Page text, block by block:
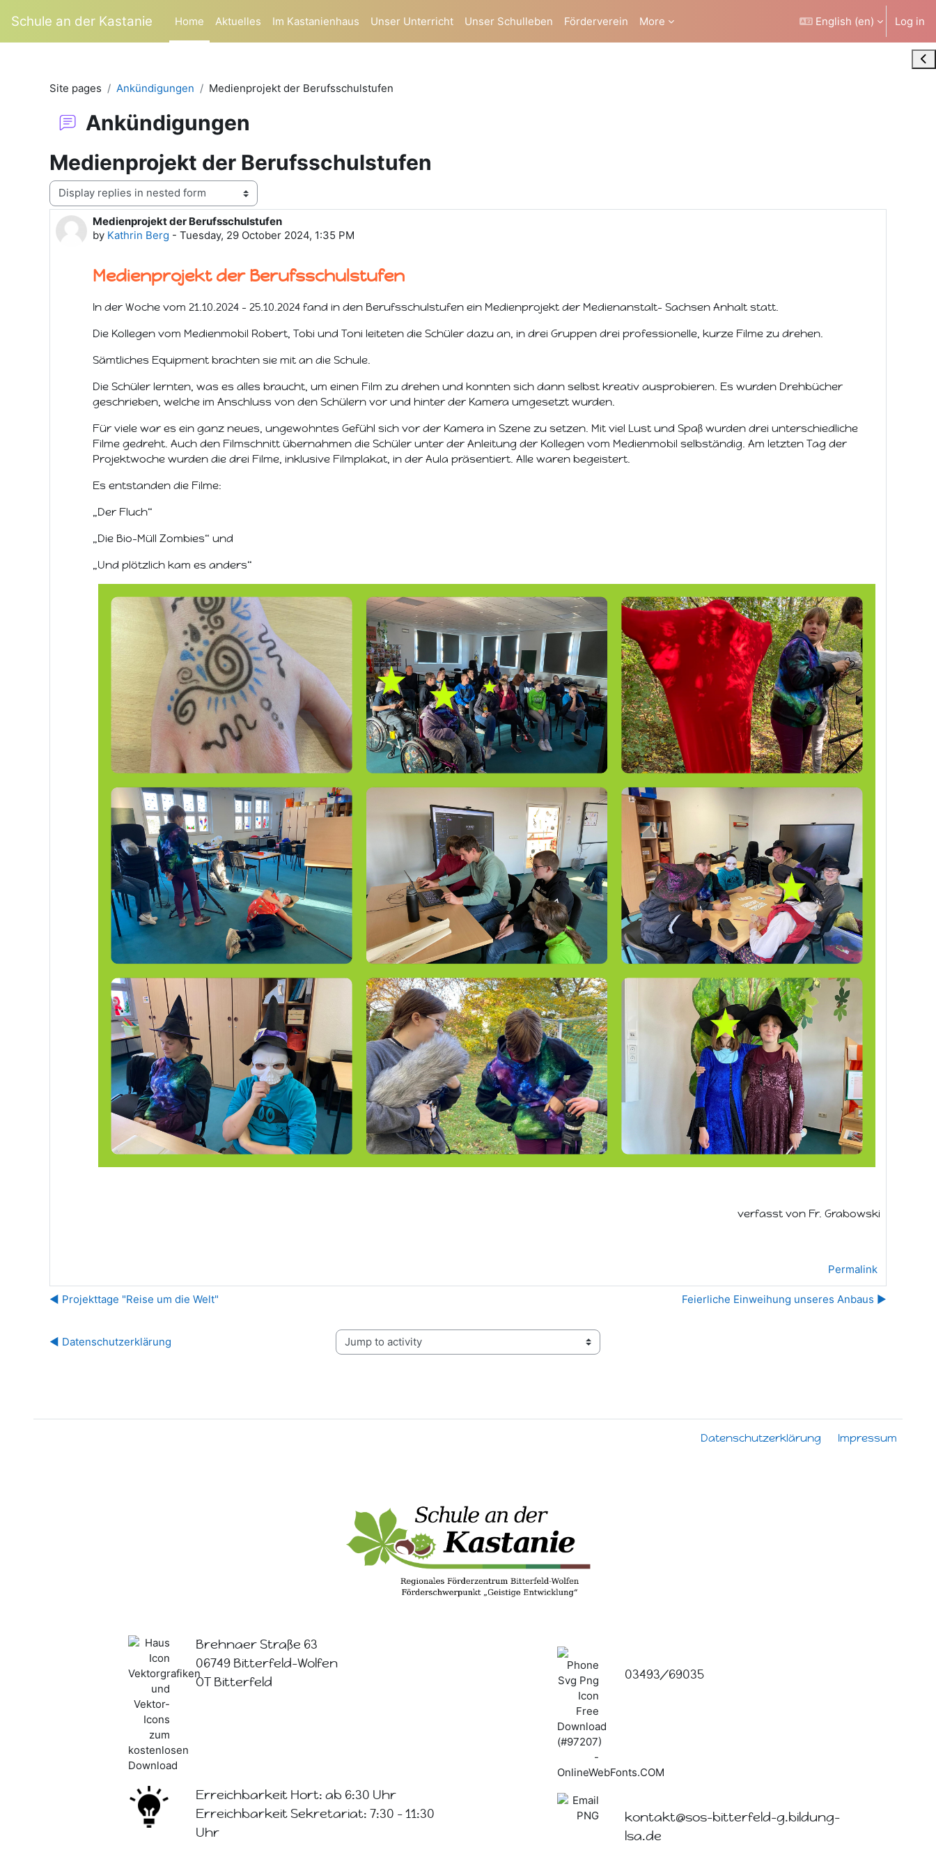
Schule an der Kastanie Home Aktuelles Im Kastanienhaus Unser Unterricht Unser Schulleben Förderverein More English ‎(en)‎ Log in
Site pages Ankündigungen Medienprojekt der Berufsschulstufen
Ankündigungen
Medienprojekt der Berufsschulstufen
Display mode
Medienprojekt der Berufsschulstufen
by Kathrin Berg - Tuesday, 29 October 2024, 1:35 PM
Number of replies: 0
Medienprojekt der Berufsschulstufen
In der Woche vom 21.10.2024 – 25.10.2024 fand in den Berufsschulstufen ein Medienprojekt der Medienanstalt- Sachsen Anhalt statt.
Die Kollegen vom Medienmobil Robert, Tobi und Toni leiteten die Schüler dazu an, in drei Gruppen drei professionelle, kurze Filme zu drehen.
Sämtliches Equipment brachten sie mit an die Schule.
Die Schüler lernten, was es alles braucht, um einen Film zu drehen und konnten sich dann selbst kreativ ausprobieren. Es wurden Drehbücher
geschrieben, welche im Anschluss von den Schülern vor und hinter der Kamera umgesetzt wurden.
Für viele war es ein ganz neues, ungewohntes Gefühl sich vor der Kamera in Szene zu setzen. Mit viel Lust und Spaß wurden drei unterschiedliche
Filme gedreht. Auch den Filmschnitt übernahmen die Schüler unter der Anleitung der Kollegen vom Medienmobil selbständig. Am letzten Tag der
Projektwoche wurden die drei Filme, inklusive Filmplakat, in der Aula präsentiert. Alle waren begeistert.
Es entstanden die Filme:
„Der Fluch“
„Die Bio-Müll Zombies“ und
„Und plötzlich kam es anders“
verfasst von Fr. Grabowski
Permalink
◀︎ Projekttage "Reise um die Welt" Feierliche Einweihung unseres Anbaus ▶︎
◀︎ Datenschutzerklärung Jump to activity
Datenschutzerklärung Impressum
Brehnaer Straße 63
06749 Bitterfeld-Wolfen
OT Bitterfeld
Erreichbarkeit Hort: ab 6:30 Uhr
Erreichbarkeit Sekretariat: 7:30 - 11:30
Uhr
03493/69035
kontakt@sos-bitterfeld-g.bildung-
lsa.de